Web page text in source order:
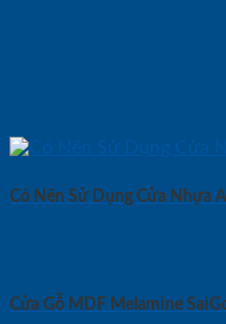
Có Nên Sử Dụng Cửa Nhựa
Cửa Gỗ MDF Melamine